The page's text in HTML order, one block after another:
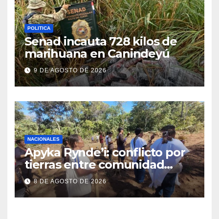
POLITICA
Senad incauta 728 kilos de
marihuana en Canindeyú
9 DE AGOSTO DE 2026
NACIONALES
Apyka Rynde’i: conflicto por
tierras entre comunidad
indígena y un estanciero
brasileño en Amambay
8 DE AGOSTO DE 2026